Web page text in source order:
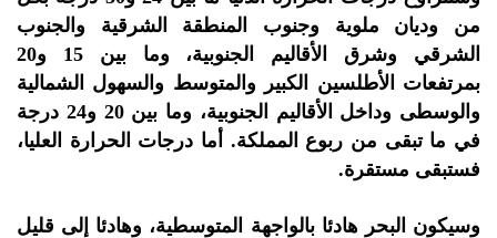
من وديان ملوية وجنوب المنطقة الشرقية والجنوب
الشرقي وشرق الأقاليم الجنوبية، وما بين 15 و20
بمرتفعات الأطلسين الكبير والمتوسط والسهول الشمالية
والوسطى وداخل الأقاليم الجنوبية، وما بين 20 و24 درجة
في ما تبقى من ربوع المملكة. أما درجات الحرارة العليا،
فستبقى مستقرة.
وسيكون البحر هادئا بالواجهة المتوسطية، وهادئا إلى قليل